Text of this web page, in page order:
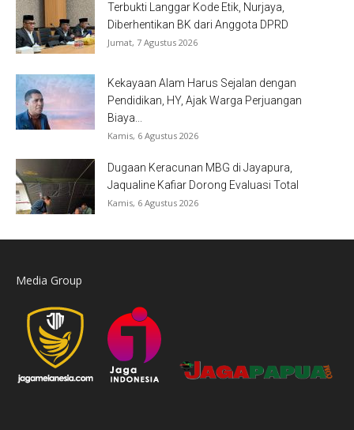
Terbukti Langgar Kode Etik, Nurjaya,
Diberhentikan BK dari Anggota DPRD
Jumat, 7 Agustus 2026
Kekayaan Alam Harus Sejalan dengan
Pendidikan, HY, Ajak Warga Perjuangan
Biaya...
Kamis, 6 Agustus 2026
Dugaan Keracunan MBG di Jayapura,
Jaqualine Kafiar Dorong Evaluasi Total
Kamis, 6 Agustus 2026
Media Group